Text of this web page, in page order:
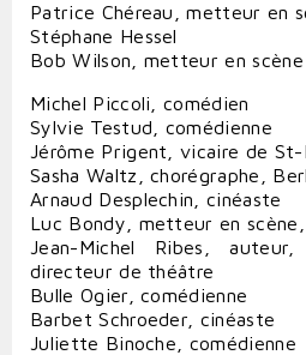
Patrice Chéreau, metteur en
Stéphane Hessel
Bob Wilson, metteur en scène
Michel Piccoli, comédien
Sylvie Testud, comédienne
Jérôme Prigent, vicaire de St-
Sasha Waltz, chorégraphe,
Arnaud Desplechin, cinéaste
Luc Bondy, metteur en scène,
Jean-Michel Ribes,
directeur de théâtre
Bulle Ogier, comédienne
Barbet Schroeder, cinéaste
Juliette Binoche, comédienne